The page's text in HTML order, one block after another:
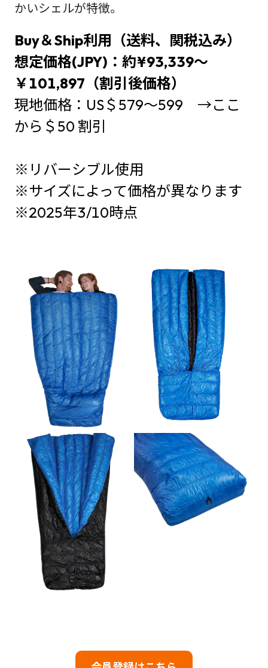
かいシェルが特徴。
Buy＆Ship利用（送料、関税込み）
想定価格(JPY)：約¥93,339～
￥101,897（割引後価格）
現地価格：US＄579～599 →ここ
から＄50 割引
※リバーシブル使用
※サイズによって価格が異なります
※2025年3/10時点